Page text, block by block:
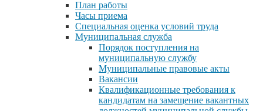
План работы
Часы приема
Специальная оценка условий труда
Муниципальная служба
Порядок поступления на
муниципальную службу
Муниципальные правовые акты
Вакансии
Квалификационные требования к
кандидатам на замещение вакантных